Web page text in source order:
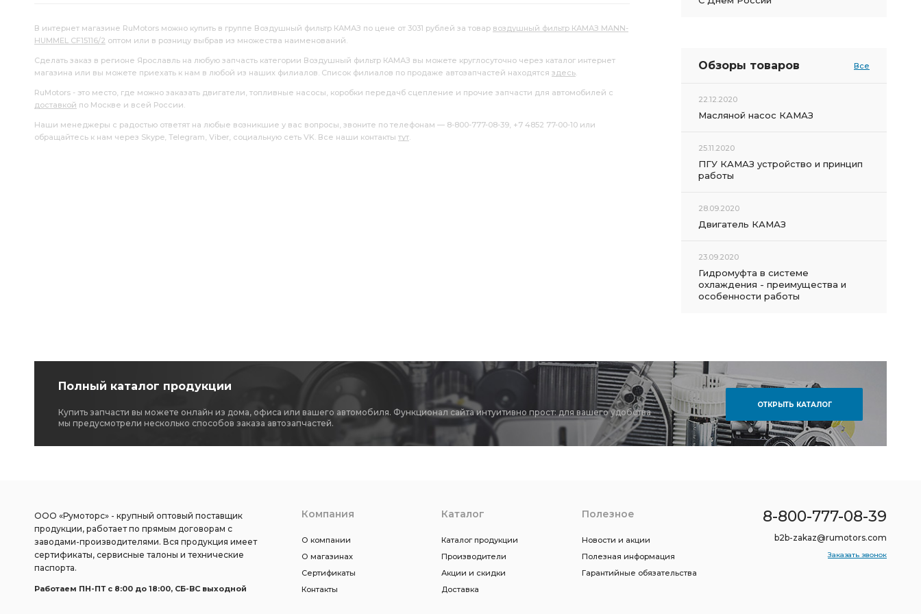
В интернет магазине RuMotors можно купить в группе Воздушный фильтр КАМАЗ по цене от 3031 рублей за товар воздушный фильтр КАМАЗ MANN-
HUMMEL CF15116/2 оптом или в розницу выбрав из множества наименований.
Сделать заказ в регионе Ярославль на любую запчасть категории Воздушный фильтр КАМАЗ вы можете круглосуточно через каталог интернет
магазина или вы можете приехать к нам в любой из наших филиалов. Список филиалов по продаже автозапчастей находятся здесь.
RuMotors - это место, где можно заказать двигатели, топливные насосы, коробки передачб сцепление и прочие запчасти для автомобилей с
доставкой по Москве и всей России.
Наши менеджеры с радостью ответят на любые возникшие у вас вопросы, звоните по телефонам — 8-800-777-08-39, +7 4852 77-00-10 или
обращайтесь к нам через Skype, Telegram, Viber, социальную сеть VK. Все наши контакты тут.
Обзоры товаров Все
22.12.2020
Масляной насос КАМАЗ
25.11.2020
ПГУ КАМАЗ устройство и принцип
работы
28.09.2020
Двигатель КАМАЗ
23.09.2020
Гидромуфта в системе
охлаждения - преимущества и
особенности работы
Полный каталог продукции
Купить запчасти вы можете онлайн из дома, офиса или вашего автомобиля. Функционал сайта интуитивно прост: для вашего удобства
мы предусмотрели несколько способов заказа автозапчастей.
ОТКРЫТЬ КАТАЛОГ
ООО «Румоторс» - крупный оптовый поставщик
продукции, работает по прямым договорам с
заводами-производителями. Вся продукция имеет
сертификаты, сервисные талоны и технические
паспорта.
Работаем ПН-ПТ c 8:00 до 18:00, СБ-ВС выходной
Компания
О компании
О магазинах
Сертификаты
Контакты
Каталог
Каталог продукции
Производители
Акции и скидки
Доставка
Полезное
Новости и акции
Полезная информация
Гарантийные обязательства
8-800-777-08-39
b2b-zakaz@rumotors.com
Заказать звонок